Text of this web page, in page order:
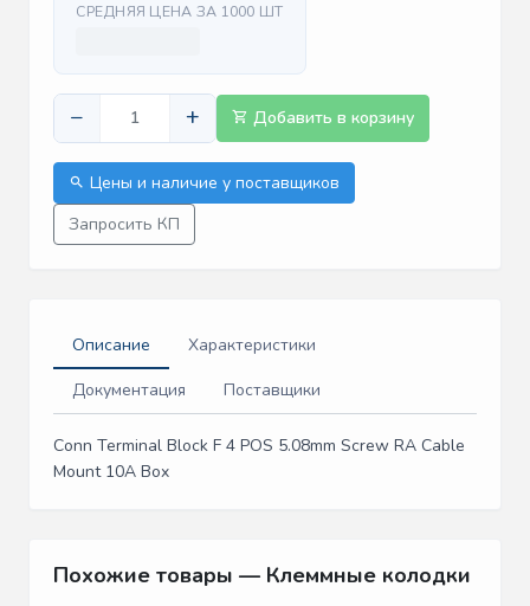
СРЕДНЯЯ ЦЕНА ЗА 1000 ШТ
− + Добавить в корзину
Цены и наличие у поставщиков
Запросить КП
Описание
Характеристики
Документация
Поставщики
Conn Terminal Block F 4 POS 5.08mm Screw RA Cable
Mount 10A Box
Похожие товары — Клеммные колодки